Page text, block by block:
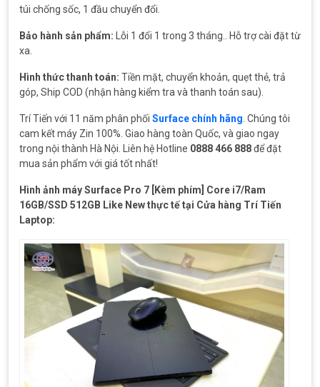
túi chống sốc, 1 đầu chuyển đổi.
Bảo hành sản phẩm: Lỗi 1 đổi 1 trong 3 tháng.. Hỗ trợ cài đặt từ
xa.
Hình thức thanh toán: Tiền mặt, chuyển khoản, quẹt thẻ, trả
góp, Ship COD (nhận hàng kiểm tra và thanh toán sau).
Trí Tiến với 11 năm phân phối Surface chính hãng . Chúng tôi
cam kết máy Zin 100%. Giao hàng toàn Quốc, và giao ngay
trong nội thành Hà Nội. Liên hệ Hotline 0888 466 888để đặt
mua sản phẩm với giá tốt nhất!
Hình ảnh máy Surface Pro 7 [Kèm phím] Core i7/Ram
16GB/SSD 512GB Like New thực tế tại Cửa hàng Trí Tiến
Laptop: